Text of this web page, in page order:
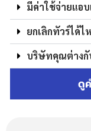
มีค่าใช้จ่ายแอ
ยกเลิกทัวร์ได้ไ
บริษัทคุณต่างกั
ดู